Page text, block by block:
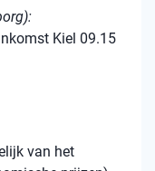
Kiel 09.15
van het